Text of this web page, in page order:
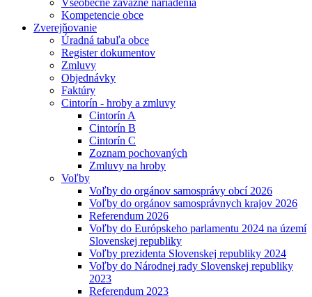
Všeobecne záväzné nariadenia
Kompetencie obce
Zverejňovanie
Úradná tabuľa obce
Register dokumentov
Zmluvy
Objednávky
Faktúry
Cintorín - hroby a zmluvy
Cintorín A
Cintorín B
Cintorín C
Zoznam pochovaných
Zmluvy na hroby
Voľby
Voľby do orgánov samosprávy obcí 2026
Voľby do orgánov samosprávnych krajov 2026
Referendum 2026
Voľby do Európskeho parlamentu 2024 na území
Slovenskej republiky
Voľby prezidenta Slovenskej republiky 2024
Voľby do Národnej rady Slovenskej republiky
2023
Referendum 2023